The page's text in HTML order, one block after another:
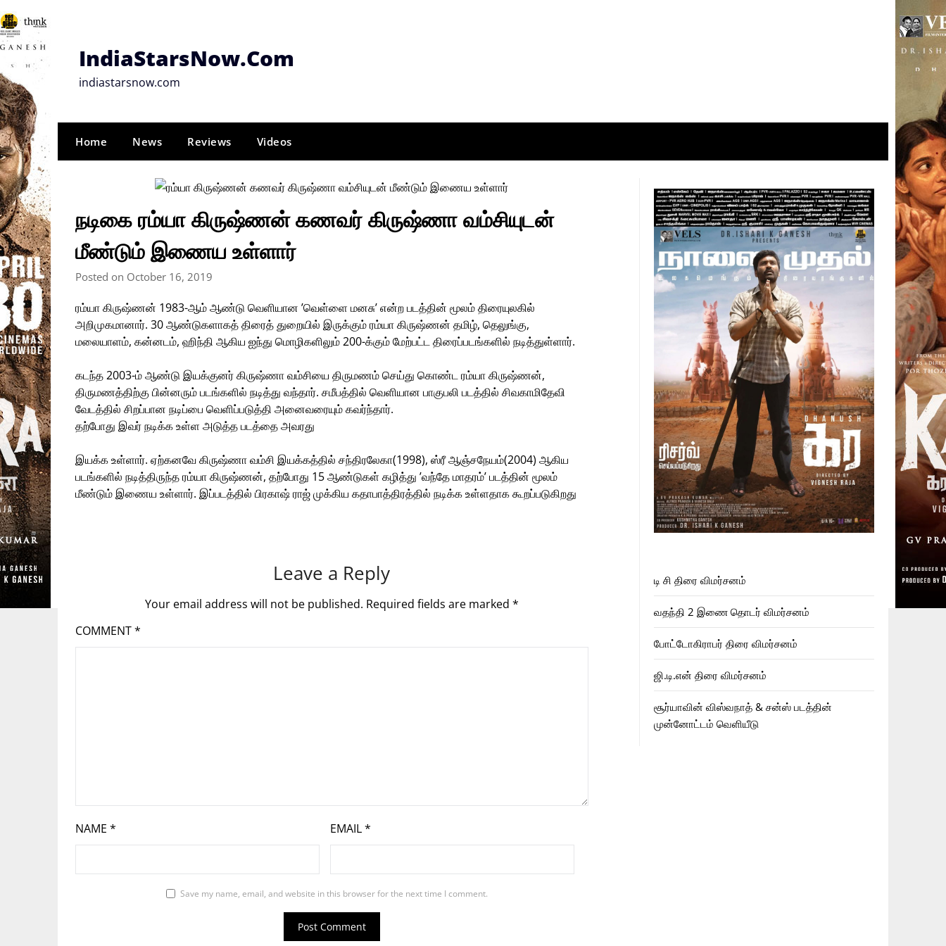
Skip
to
content
IndiaStarsNow.Com
indiastarsnow.com
Home News Reviews Videos
நடிகை ரம்யா கிருஷ்ணன் கணவர் கிருஷ்ணா வம்சியுடன்
மீண்டும் இணைய உள்ளார்
Posted on October 16, 2019
ரம்யா கிருஷ்ணன் 1983-ஆம் ஆண்டு வெளியான ’வெள்ளை மனசு’ என்ற படத்தின் மூலம் திரையுலகில்
அறிமுகமானார். 30 ஆண்டுகளாகத் திரைத் துறையில் இருக்கும் ரம்யா கிருஷ்ணன் தமிழ், தெலுங்கு,
மலையாளம், கன்னடம், ஹிந்தி ஆகிய ஐந்து மொழிகளிலும் 200-க்கும் மேற்பட்ட திரைப்படங்களில் நடித்துள்ளார்.
கடந்த 2003-ம் ஆண்டு இயக்குனர் கிருஷ்ணா வம்சியை திருமணம் செய்து கொண்ட ரம்யா கிருஷ்ணன்,
திருமணத்திற்கு பின்னரும் படங்களில் நடித்து வந்தார். சமீபத்தில் வெளியான பாகுபலி படத்தில் சிவகாமிதேவி
வேடத்தில் சிறப்பான நடிப்பை வெளிப்படுத்தி அனைவரையும் கவர்ந்தார்.
தற்போது இவர் நடிக்க உள்ள அடுத்த படத்தை அவரது
இயக்க உள்ளார். ஏற்கனவே கிருஷ்ணா வம்சி இயக்கத்தில் சந்திரலேகா(1998), ஸ்ரீ ஆஞ்சநேயம்(2004) ஆகிய
படங்களில் நடித்திருந்த ரம்யா கிருஷ்ணன், தற்போது 15 ஆண்டுகள் கழித்து ’வந்தே மாதரம்’ படத்தின் மூலம்
மீண்டும் இணைய உள்ளார். இப்படத்தில் பிரகாஷ் ராஜ் முக்கிய கதாபாத்திரத்தில் நடிக்க உள்ளதாக கூறப்படுகிறது
Leave a Reply
Your email address will not be published. Required fields are marked *
COMMENT*
NAME * EMAIL*
Save my name, email, and website in this browser for the next time I comment.
டி சி திரை விமர்சனம்
வதந்தி 2 இணை தொடர் விமர்சனம்
போட்டோகிராபர் திரை விமர்சனம்
ஜி.டி.என் திரை விமர்சனம்
சூர்யாவின் விஸ்வநாத் & சன்ஸ் படத்தின்
முன்னோட்டம் வெளியீடு